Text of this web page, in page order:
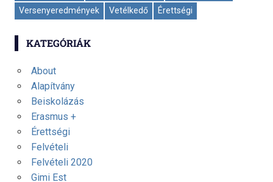
Versenyeredmények
Vetélkedő Érettségi
KATEGÓRIÁK
About
Alapítvány
Beiskolázás
Erasmus +
Érettségi
Felvételi
Felvételi 2020
Gimi Est